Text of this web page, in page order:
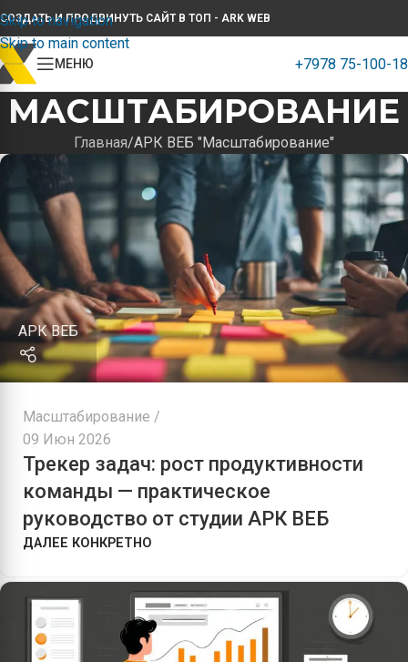
Skip to navigation
Skip to main content
СОЗДАТЬ И ПРОДВИНУТЬ САЙТ В ТОП - ARK WEB
МЕНЮ +7978 75-100-18
МАСШТАБИРОВАНИЕ
Главная АРК ВЕБ "Масштабирование"
АРК ВЕБ
Масштабирование
09 Июн 2026
Трекер задач: рост продуктивности
команды — практическое
руководство от студии АРК ВЕБ
ДАЛЕЕ КОНКРЕТНО